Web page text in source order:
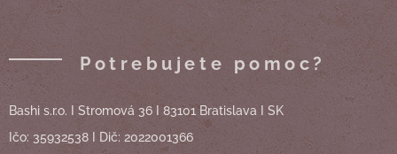
Potrebujete pomoc?
Bashi s.r.o. I Stromová 36 I 83101 Bratislava I SK
Ičo: 35932538 I Dič: 2022001366